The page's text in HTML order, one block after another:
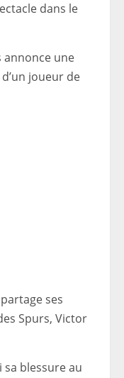
dans le
annonce une
joueur de
ses
Spurs, Victor
sa blessure au